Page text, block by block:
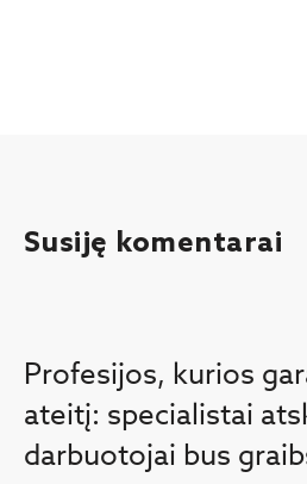
Susiję komentarai
Profesijos, kurios
ateitį: specialistai
darbuotojai bus